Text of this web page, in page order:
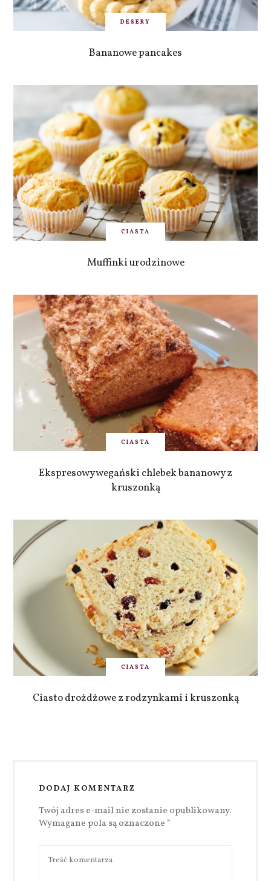
DESERY
Bananowe pancakes
CIASTA
Muffinki urodzinowe
CIASTA
Ekspresowy wegański chlebek bananowy z
kruszonką
CIASTA
Ciasto drożdżowe z rodzynkami i kruszonką
DODAJ KOMENTARZ
Twój adres e-mail nie zostanie opublikowany.
Wymagane pola są oznaczone *